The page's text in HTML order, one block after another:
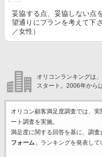
妥協する点、妥協しない点
望通りにプランを考えて下
／女性）
オリコンランキングは
スタート。2006年から
オリコン顧客満足度調査では、
ート調査を実施。
満足度に関する回答を基に、調査
フォーム」ランキングを発表して